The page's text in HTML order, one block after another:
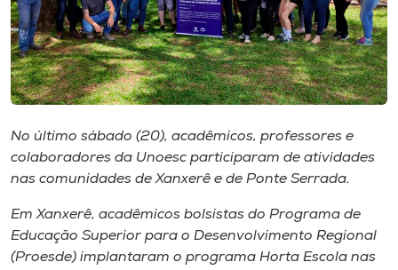
Rádio
Museu
Unoesc
Store
Selecione
o idioma
No último sábado (20), acadêmicos, professores e
colaboradores da Unoesc participaram de atividades
nas comunidades de Xanxerê e de Ponte Serrada.
Em Xanxerê, acadêmicos bolsistas do Programa de
Educação Superior para o Desenvolvimento Regional
(Proesde) implantaram o programa Horta Escola nas